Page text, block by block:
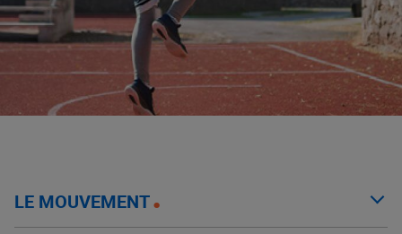
LE MOUVEMENT